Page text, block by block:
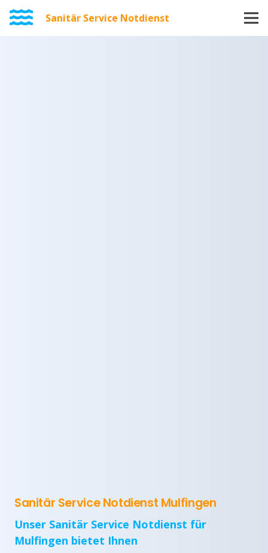
Sanitär Service Notdienst
Sanitär Service Notdienst Mulfingen
Unser Sanitär Service Notdienst für
Mulfingen bietet Ihnen